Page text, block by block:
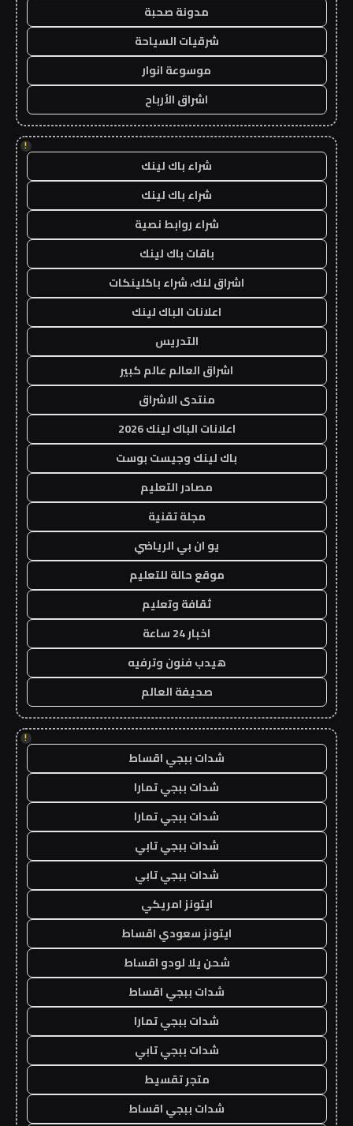
مدونة صحبة
شرقيات السياحة
موسوعة انوار
اشراق الأرباح
!
شراء باك لينك
شراء باك لينك
شراء روابط نصية
باقات باك لينك
اشراق لنك، شراء باكلينكات
اعلانات الباك لينك
التدريس
اشراق العالم عالم كبير
منتدى الاشراق
اعلانات الباك لينك 2026
باك لينك وجيست بوست
مصادر التعليم
مجلة تقنية
يو ان بي الرياضي
موقع حالة للتعليم
ثقافة وتعليم
اخبار 24 ساعة
هيدب فنون وترفيه
صحيفة العالم
!
شدات ببجي اقساط
شدات ببجي تمارا
شدات ببجي تمارا
شدات ببجي تابي
شدات ببجي تابي
ايتونز امريكي
ايتونز سعودي اقساط
شحن يلا لودو اقساط
شدات ببجي اقساط
شدات ببجي تمارا
شدات ببجي تابي
متجر تقسيط
شدات ببجي اقساط